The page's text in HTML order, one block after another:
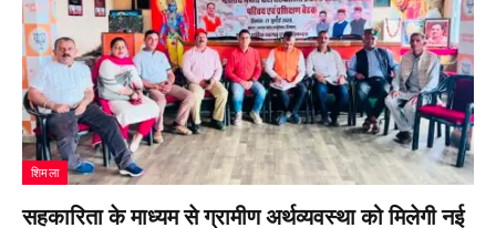
शिमला
सहकारिता के माध्यम से ग्रामीण अर्थव्यवस्था को मिलेगी नई